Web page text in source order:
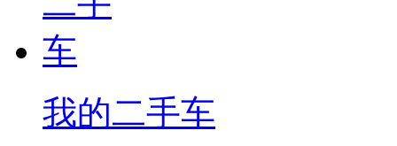
我的二手车